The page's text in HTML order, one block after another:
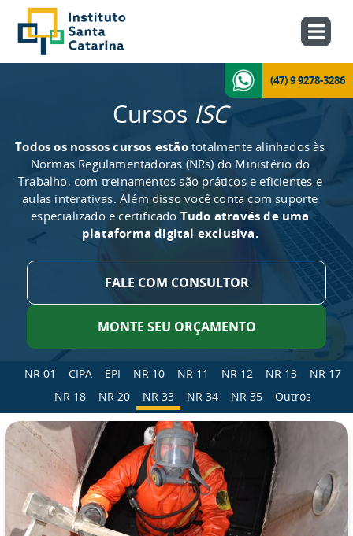
(47) 9 9278-3286
Cursos ISC
Todos os nossos cursos estãototalmente alinhados às
Normas Regulamentadoras (NRs) do Ministério do
Trabalho, com treinamentos são práticos e eficientes e
aulas interativas. Além disso você conta com suporte
especializado e certificado.Tudo através de uma
plataforma digital exclusiva.
FALE COM CONSULTOR
MONTE SEU ORÇAMENTO
NR 01 CIPA EPI NR 10 NR 11 NR 12 NR 13
NR 17
NR 18
NR 20 NR 33 NR 34 NR 35 Outros